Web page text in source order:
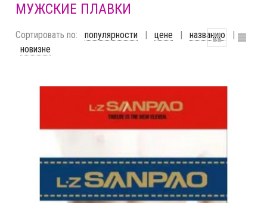
МУЖСКИЕ ПЛАВКИ
Сортировать по: популярности | цене | названию
|
новизне